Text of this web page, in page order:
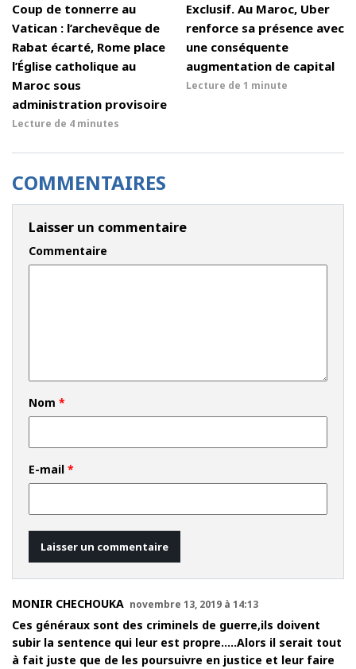
Coup de tonnerre au
Vatican : l’archevêque de
Rabat écarté, Rome place
l’Église catholique au
Maroc sous
administration provisoire
Lecture de 4 minutes
Exclusif. Au Maroc, Uber
renforce sa présence avec
une conséquente
augmentation de capital
Lecture de 1 minute
COMMENTAIRES
Laisser un commentaire
Commentaire
Nom *
E-mail *
MONIR CHECHOUKA novembre 13, 2019 à 14:13
Ces généraux sont des criminels de guerre,ils doivent
subir la sentence qui leur est propre…..Alors il serait tout
à fait juste que de les poursuivre en justice et leur faire